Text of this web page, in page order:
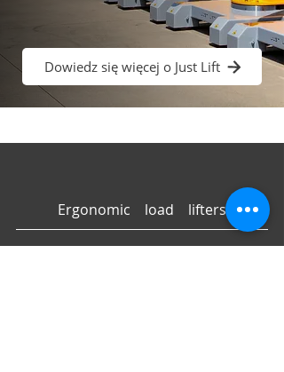
Dowiedz się więcej o Just Lift
Ergonomic load lifters